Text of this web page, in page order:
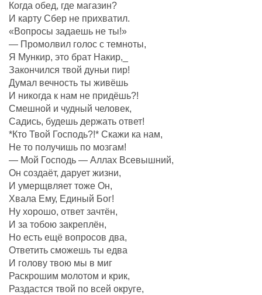
Когда обед, где магазин?
И карту Сбер не прихватил.
«Вопросы задаешь не ты!»
— Промолвил голос с темноты,
Я Мункир, это брат Накир,_
Закончился твой дуньи пир!
Думал вечность ты живёшь
И никогда к нам не придёшь?!
Смешной и чудный человек,
Садись, будешь держать ответ!
*Кто Твой Господь?!* Скажи ка нам,
Не то получишь по мозгам!
— Мой Господь — Аллах Всевышний,
Он создаëт, дарует жизни,
И умерщвляет тоже Он,
Хвала Ему, Единый Бог!
Ну хорошо, ответ зачтëн,
И за тобою закреплëн,
Но есть ещё вопросов два,
Ответить сможешь ты едва
И голову твою мы в миг
Раскрошим молотом и крик,
Раздастся твой по всей округе,